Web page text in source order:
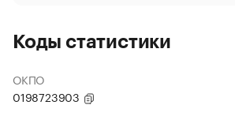
Коды статистики
ОКПО
0198723903